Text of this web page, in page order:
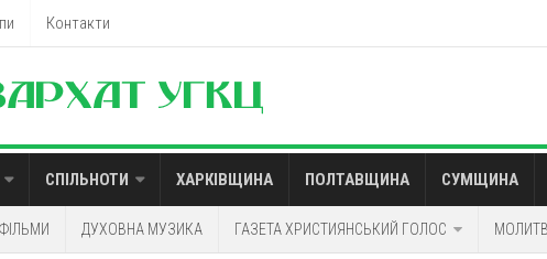
Контакти
СПІЛЬНОТИ ХАРКІВЩИНА ПОЛТАВЩИНА СУМЩИНА
ДУХОВНА МУЗИКА ГАЗЕТА ХРИСТИЯНСЬКИЙ ГОЛОС